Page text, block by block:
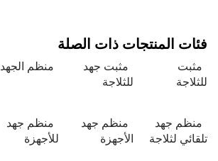
فئات المنتجات ذات الصلة
مثبت
للثلاجة
مثبت جهد
للثلاجة
منظم الجهد
منظم جهد
تلقائي لثلاجة
منظم جهد
الأجهزة
منظم جهد
للأجهزة